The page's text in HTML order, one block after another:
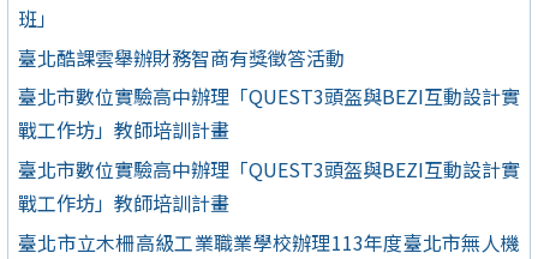
班」
臺北酷課雲舉辦財務智商有獎徵答活動
臺北市數位實驗高中辦理「QUEST3頭盔與BEZI互動設計實
戰工作坊」教師培訓計畫
臺北市數位實驗高中辦理「QUEST3頭盔與BEZI互動設計實
戰工作坊」教師培訓計畫
臺北市立木柵高級工業職業學校辦理113年度臺北市無人機